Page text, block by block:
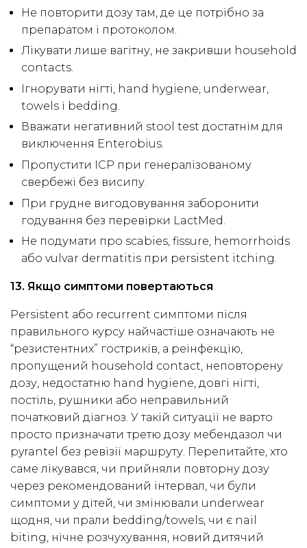
Не повторити дозу там, де це потрібно за
препаратом і протоколом.
Лікувати лише вагітну, не закривши household
contacts.
Ігнорувати нігті, hand hygiene, underwear,
towels і bedding.
Вважати негативний stool test достатнім для
виключення Enterobius.
Пропустити ICP при генералізованому
свербежі без висипу.
При грудне вигодовування заборонити
годування без перевірки LactMed.
Не подумати про scabies, fissure, hemorrhoids
або vulvar dermatitis при persistent itching.
13. Якщо симптоми повертаються
Persistent або recurrent симптоми після
правильного курсу найчастіше означають не
“резистентних” гостриків, а реінфекцію,
пропущений household contact, неповторену
дозу, недостатню hand hygiene, довгі нігті,
постіль, рушники або неправильний
початковий діагноз. У такій ситуації не варто
просто призначати третю дозу мебендазол чи
pyrantel без ревізії маршруту. Перепитайте, хто
саме лікувався, чи прийняли повторну дозу
через рекомендований інтервал, чи були
симптоми у дітей, чи змінювали underwear
щодня, чи прали bedding/towels, чи є nail
biting, нічне розчухування, новий дитячий